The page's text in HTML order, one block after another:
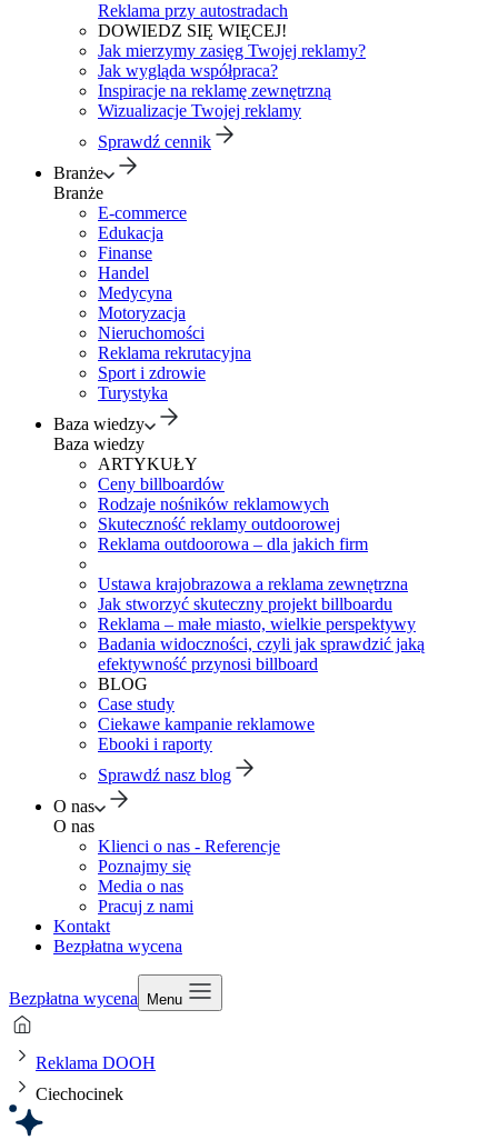
Reklama przy autostradach
DOWIEDZ SIĘ WIĘCEJ!
Jak mierzymy zasięg Twojej reklamy?
Jak wygląda współpraca?
Inspiracje na reklamę zewnętrzną
Wizualizacje Twojej reklamy
Sprawdź cennik
Branże
Branże
E-commerce
Edukacja
Finanse
Handel
Medycyna
Motoryzacja
Nieruchomości
Reklama rekrutacyjna
Sport i zdrowie
Turystyka
Baza wiedzy
Baza wiedzy
ARTYKUŁY
Ceny billboardów
Rodzaje nośników reklamowych
Skuteczność reklamy outdoorowej
Reklama outdoorowa – dla jakich firm
Ustawa krajobrazowa a reklama zewnętrzna
Jak stworzyć skuteczny projekt billboardu
Reklama – małe miasto, wielkie perspektywy
Badania widoczności, czyli jak sprawdzić jaką
efektywność przynosi billboard
BLOG
Case study
Ciekawe kampanie reklamowe
Ebooki i raporty
Sprawdź nasz blog
O nas
O nas
Klienci o nas - Referencje
Poznajmy się
Media o nas
Pracuj z nami
Kontakt
Bezpłatna wycena
Bezpłatna wycena Menu
Reklama DOOH
Ciechocinek